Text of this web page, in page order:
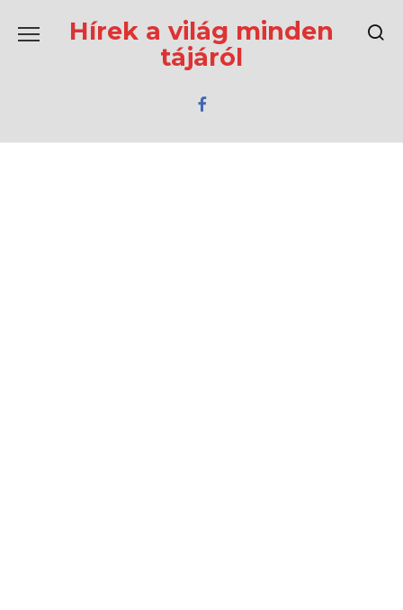
содержаниюHírek a világ minden
tájáról